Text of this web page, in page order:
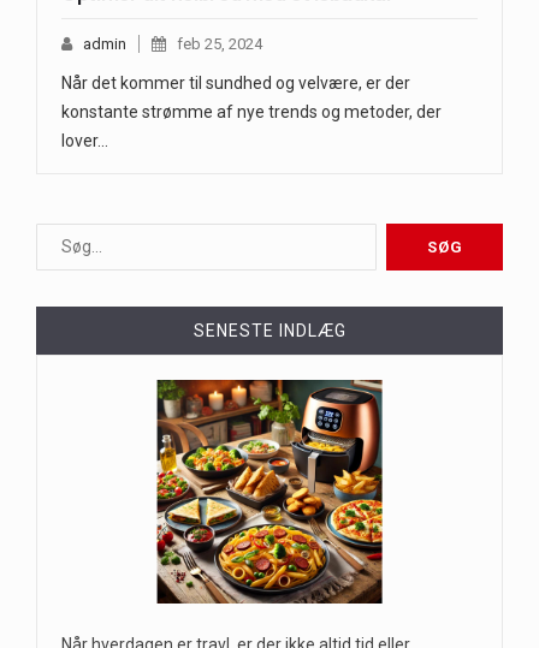
admin feb 25, 2024
Når det kommer til sundhed og velvære, er der
konstante strømme af nye trends og metoder, der
lover…
SENESTE INDLÆG